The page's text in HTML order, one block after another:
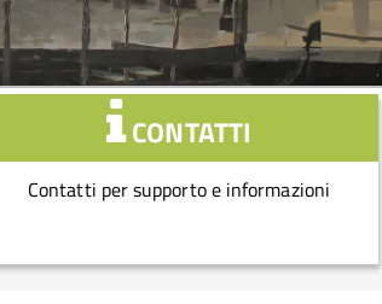
CONTATTI
Contatti per supporto e informazioni